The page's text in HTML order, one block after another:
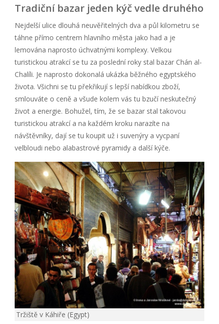
Tradiční bazar jeden kýč vedle druhého
Nejdelší ulice dlouhá neuvěřitelných dva a půl kilometru se
táhne přímo centrem hlavního města jako had a je
lemována naprosto úchvatnými komplexy. Velkou
turistickou atrakcí se tu za poslední roky stal bazar Chán al-
Chalíli. Je naprosto dokonalá ukázka běžného egyptského
života. Všichni se tu překřikují s lepší nabídkou zboží,
smlouváte o ceně a všude kolem vás tu bzučí neskutečný
život a energie. Bohužel, tím, že se bazar stal takovou
turistickou atrakcí a na každém kroku narazíte na
návštěvníky, dají se tu koupit už i suvenýry a vycpaní
velbloudi nebo alabastrové pyramidy a další kýče.
Tržiště v Káhiře (Egypt)